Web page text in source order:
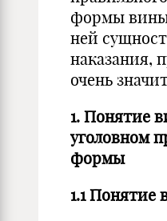
формы
ней
наказания,
очень
1. Понятие
уголовном
формы
1.1 Понятие